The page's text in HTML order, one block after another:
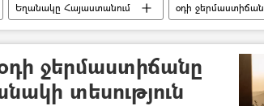
Եղանակը Հայաստանում
օդի ջերմաստիճան
Երևան
ջերմաստիճանը
տեսություն